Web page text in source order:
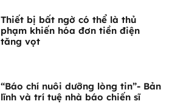
Thiết bị bất ngờ có thể là thủ
phạm khiến hóa đơn tiền điện
tăng vọt
“Báo chí nuôi dưỡng lòng tin”- Bản
lĩnh và trí tuệ nhà báo chiến sĩ